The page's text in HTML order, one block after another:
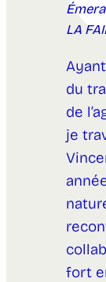
LA
du
de
je
fort